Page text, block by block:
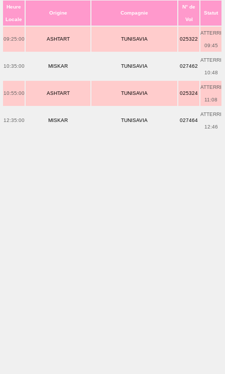
Heure
Locale
Origine Compagnie
N° de
Vol
Statut
09:25:00 ASHTART TUNISAVIA 025322
ATTERRI
09:45
10:35:00 MISKAR TUNISAVIA 027462
ATTERRI
10:48
10:55:00 ASHTART TUNISAVIA 025324
ATTERRI
11:08
12:35:00 MISKAR TUNISAVIA 027464
ATTERRI
12:46